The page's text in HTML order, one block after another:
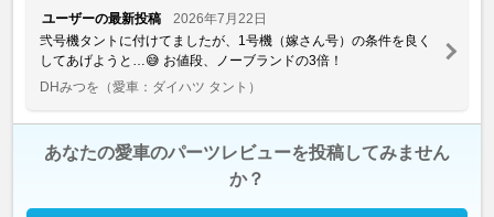
ユーザーの最新投稿
2026年7月22日
弐号機タントに付けてましたが、1号機（嫁さん号）の条件を良く
してあげようと…😅 お値段、ノーブランドの3倍！
DHみつを （愛車：ダイハツ タント）
あなたの愛車のパーツレビューを投稿してみません
か？